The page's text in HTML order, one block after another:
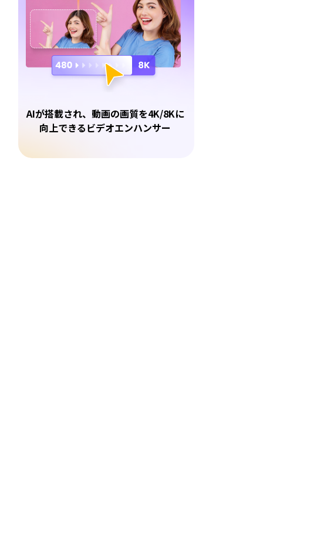
AIが搭載され、動画の画質を4K/8Kに
向上できるビデオエンハンサー